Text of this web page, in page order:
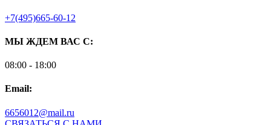
+7(495)665-60-12
МЫ ЖДЕМ ВАС С:
08:00 - 18:00
Email:
6656012@mail.ru